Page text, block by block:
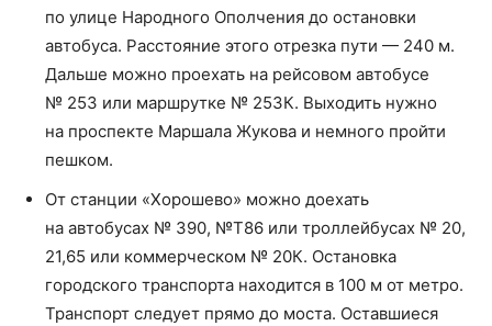
по улице Народного Ополчения до остановки
автобуса. Расстояние этого отрезка пути — 240 м.
Дальше можно проехать на рейсовом автобусе
№ 253 или маршрутке № 253К. Выходить нужно
на проспекте Маршала Жукова и немного пройти
пешком.
От станции «Хорошево» можно доехать
на автобусах № 390, №Т86 или троллейбусах № 20,
21,65 или коммерческом № 20К. Остановка
городского транспорта находится в 100 м от метро.
Транспорт следует прямо до моста. Оставшиеся